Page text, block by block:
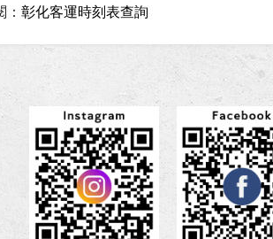
彰化客運時刻表查詢